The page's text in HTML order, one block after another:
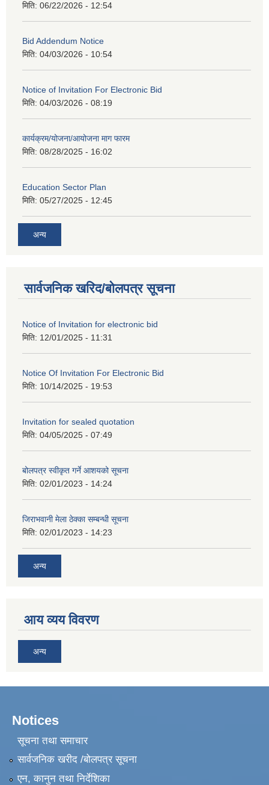
मिति: 06/22/2026 - 12:54
Bid Addendum Notice
मिति: 04/03/2026 - 10:54
Notice of Invitation For Electronic Bid
मिति: 04/03/2026 - 08:19
कार्यक्रम/योजना/आयोजना माग फारम
मिति: 08/28/2025 - 16:02
Education Sector Plan
मिति: 05/27/2025 - 12:45
अन्य
सार्वजनिक खरिद/बोलपत्र सूचना
Notice of Invitation for electronic bid
मिति: 12/01/2025 - 11:31
Notice Of Invitation For Electronic Bid
मिति: 10/14/2025 - 19:53
Invitation for sealed quotation
मिति: 04/05/2025 - 07:49
बोलपत्र स्वीकृत गर्ने आशयको सूचना
मिति: 02/01/2023 - 14:24
जिराभवानी मेला ठेक्का सम्बन्धी सूचना
मिति: 02/01/2023 - 14:23
अन्य
आय व्यय विवरण
अन्य
Notices
सूचना तथा समाचार
सार्वजनिक खरीद /बोलपत्र सूचना
एन, कानुन तथा निर्देशिका